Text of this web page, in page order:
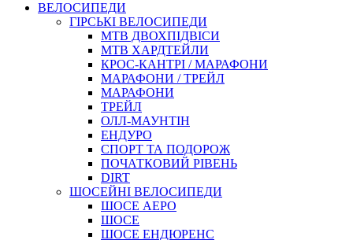
ВЕЛОСИПЕДИ
ГІРСЬКІ ВЕЛОСИПЕДИ
MTB ДВОХПIДВIСИ
MTB ХАРДТЕЙЛИ
КРОС-КАНТРI / МАРАФОНИ
МАРАФОНИ / ТРЕЙЛ
МАРАФОНИ
ТРЕЙЛ
ОЛЛ-МАУНТIН
ЕНДУРО
СПОРТ ТА ПОДОРОЖ
ПОЧАТКОВИЙ РIВЕНЬ
DIRT
ШОСЕЙНІ ВЕЛОСИПЕДИ
ШОСЕ АЕРО
ШОСЕ
ШОСЕ ЕНДЮРЕНС